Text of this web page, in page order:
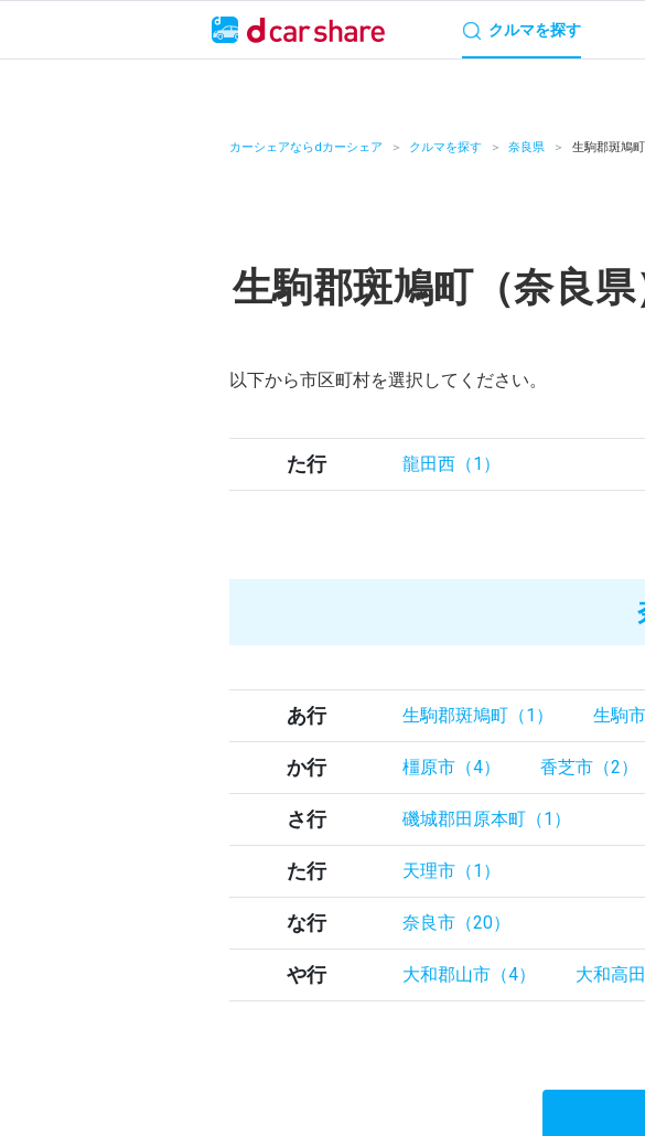
クルマを探す
カーシェアならdカーシェア クルマを探す 奈良県 生駒郡斑鳩
生駒郡斑鳩町（奈良
以下から市区町村を選択してください。
た行 龍田西（1）
あ行 生駒郡斑鳩町（1） 生駒市
か行 橿原市（4） 香芝市（2）
さ行 磯城郡田原本町（1）
た行 天理市（1）
な行 奈良市（20）
や行 大和郡山市（4） 大和高
よくあるご質問・お問い合わせ
アプリの使い方